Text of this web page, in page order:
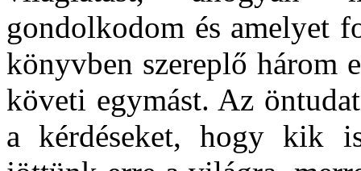
gondolkodom és amelyet
könyvben szereplő három
követi egymást. Az
a kérdéseket, hogy kik